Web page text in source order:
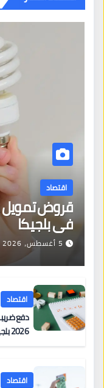
اقتصاد
قروض تمويل
في بلجيكا
5 أغسطس، 2026
اقتصاد
دفع
2026 بلجيكا
اقتصاد